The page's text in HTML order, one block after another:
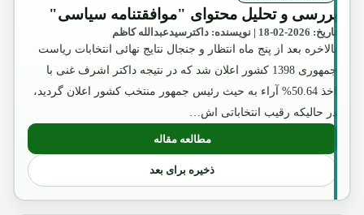
بررسی و تحلیل محتوای "موافقتنامه سیاسی"
تاریخ: 2026-02-18 | نویسنده: داکترسیدعبدالله کاظم
بالاخره بعد از پنج ماه انتظار و جنجال نتایج نهائی انتخابات ریاست
جمهوری 1398 کشور اعلان شد که در نتیجه داکتر اشرف غنی با
اخذ 50.64% آراء به حیث رئیس جمهور منتخب کشور اعلان گردید،
در حالیکه رقیب انتخاباتی اش…
مطالعه مقاله: بررسی و تحلیل محتوای "موافقتنامه
ذخیره برای بعد